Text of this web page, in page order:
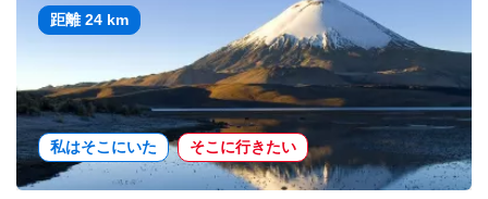
距離 24 km
私はそこにいた そこに行きたい